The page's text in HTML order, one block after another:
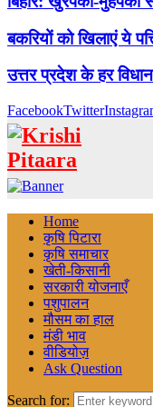
बकरियों को खिलाएं ये
उत्तर प्रदेश के हर
FacebookTwitter
Home
कृषि पिटारा
कृषि समाचार
खेती-किसानी
सरकारी योजनाएँ
पशुपालन
मौसम का हाल
मंडी भाव
वीडियोज़
Ask Question
Search for: